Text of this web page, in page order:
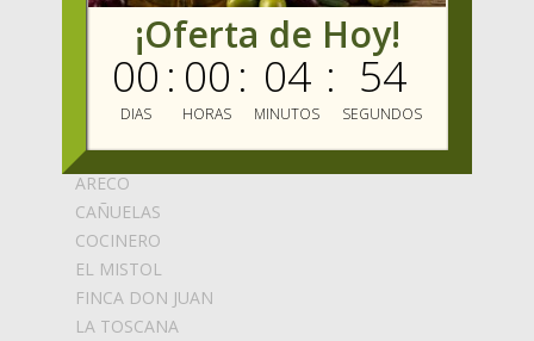
BLOG
MARCAS
ABEDUL
ALCARAZ
ALMAOLIVA
ARECO
CAÑUELAS
COCINERO
EL MISTOL
FINCA DON JUAN
LA TOSCANA
¡Oferta de Hoy!
00
DIAS
: 00
HORAS
: 04
MINUTOS
: 53
SEGUNDOS